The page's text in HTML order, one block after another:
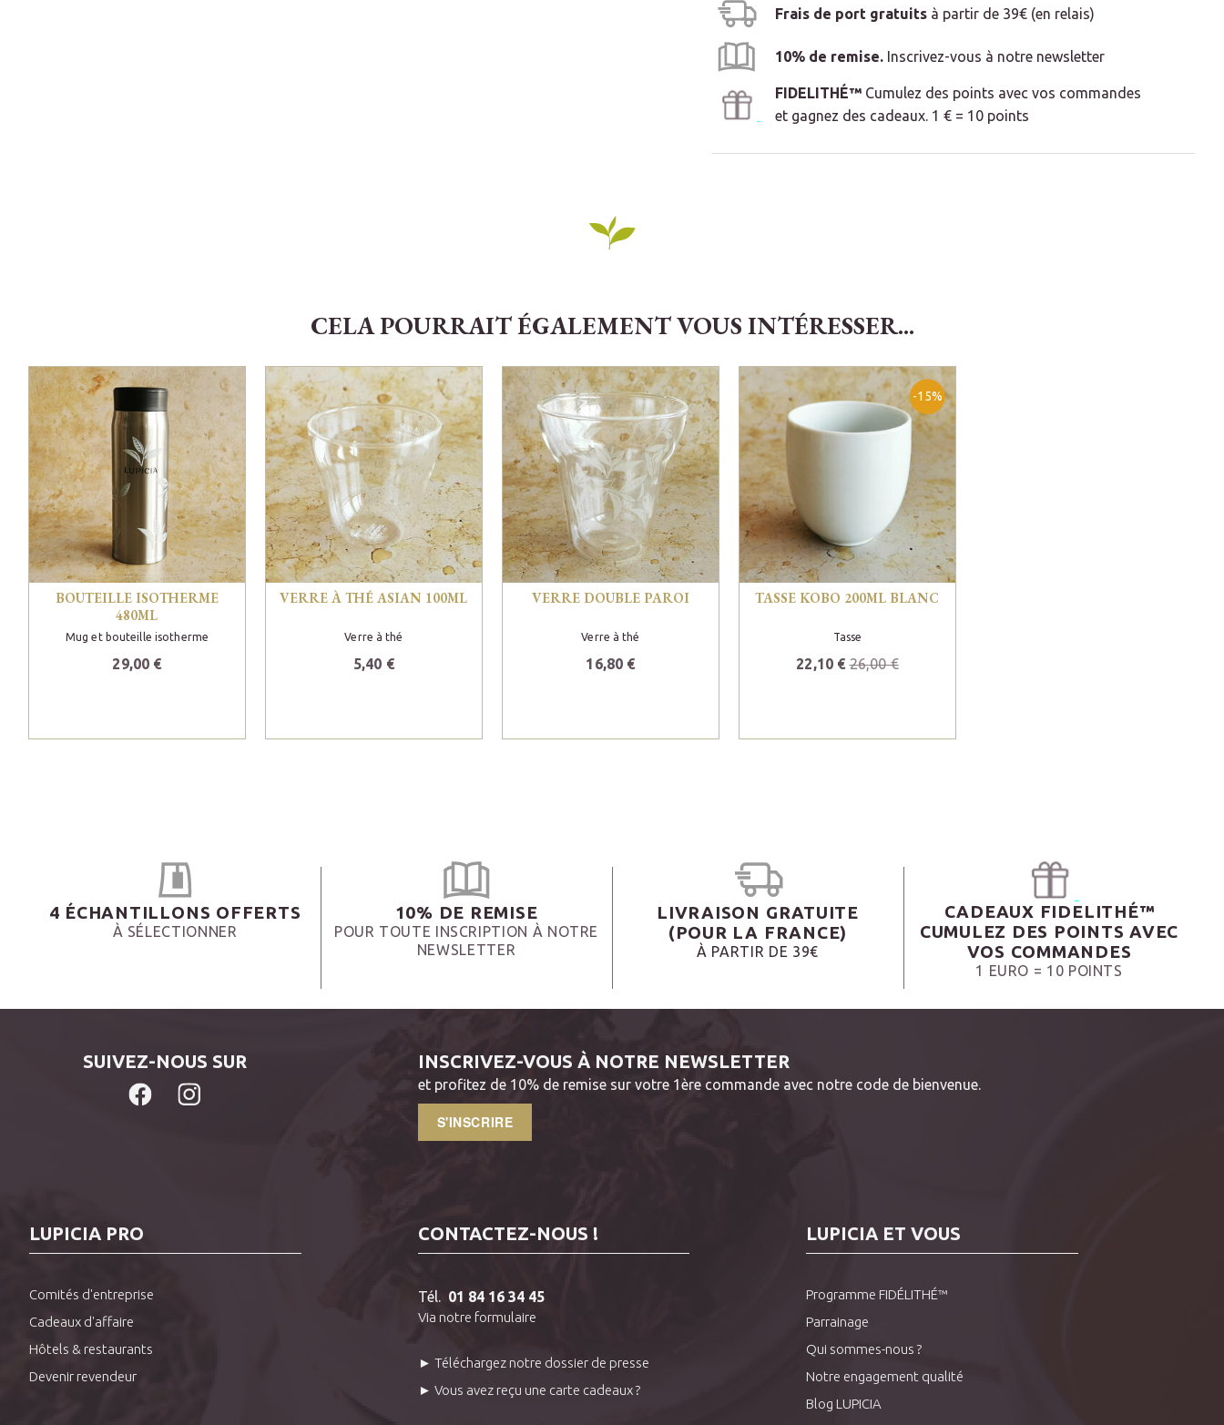
Frais de port gratuits à partir de 39€ (en relais)
10% de remise. Inscrivez-vous à notre newsletter
FIDELITHÉ™ Cumulez des points avec vos commandes
et gagnez des cadeaux. 1 € = 10 points
CELA POURRAIT ÉGALEMENT VOUS INTÉRESSER...
BOUTEILLE ISOTHERME
480ML
Mug et bouteille isotherme
29,00 €
VERRE À THÉ ASIAN 100ML
Verre à thé
5,40 €
VERRE DOUBLE PAROI
Verre à thé
16,80 €
-15%
TASSE KOBO 200ML BLANC
Tasse
22,10 € 26,00 €
4 ÉCHANTILLONS OFFERTS
À SÉLECTIONNER
10% DE REMISE
POUR TOUTE INSCRIPTION À NOTRE
NEWSLETTER
LIVRAISON GRATUITE
(POUR LA FRANCE)
À PARTIR DE 39€
CADEAUX FIDELITHÉ™
CUMULEZ DES POINTS AVEC
VOS COMMANDES
1 EURO = 10 POINTS
SUIVEZ-NOUS SUR INSCRIVEZ-VOUS À NOTRE NEWSLETTER
et profitez de 10% de remise sur votre 1ère commande avec notre code de bienvenue.
S'INSCRIRE
LUPICIA PRO
Comités d'entreprise
Cadeaux d'affaire
Hôtels & restaurants
Devenir revendeur
CONTACTEZ-NOUS !
Tél. 01 84 16 34 45
Via notre formulaire
► Téléchargez notre dossier de presse
► Vous avez reçu une carte cadeaux ?
LUPICIA ET VOUS
Programme FIDÉLITHÉ™
Parrainage
Qui sommes-nous ?
Notre engagement qualité
Blog LUPICIA